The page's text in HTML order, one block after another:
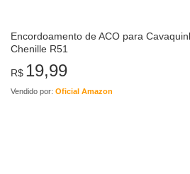
Encordoamento de ACO para
Chenille R51
R$ 19,99
Vendido por: Oficial Amazon